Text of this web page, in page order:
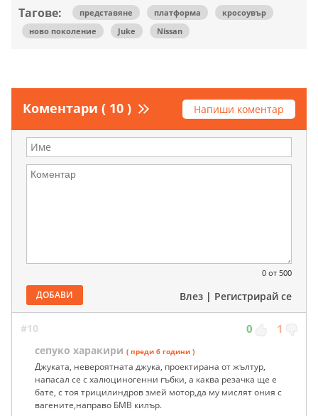
Тагове: представяне платформа
кросоувър
ново поколение
Juke Nissan
Коментари ( 10 ) Напиши коментар
0 от 500
ДОБАВИ Влез | Регистрирай се
#10 0 1
сепуко харакири ( преди 6 години )
Джуката, невероятната джука, проектирана от жълтур,
напасал се с халюциногенни гъбки, а каква резачка ще е
бате, с тоя трицилиндров змей мотор,да му мислят ония с
вагените,направо БМВ килър.